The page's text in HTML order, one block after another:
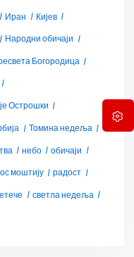
Иран
Кијев
Народни обичаји
Богородица
Острошки
Томина недеља
небо
обичаји
моштију
радост
светла недеља